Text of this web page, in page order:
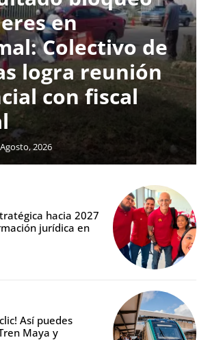
en
Colectivo de
logra reunión
con fiscal
2026
hacia 2027
jurídica en
Así puedes
Maya y